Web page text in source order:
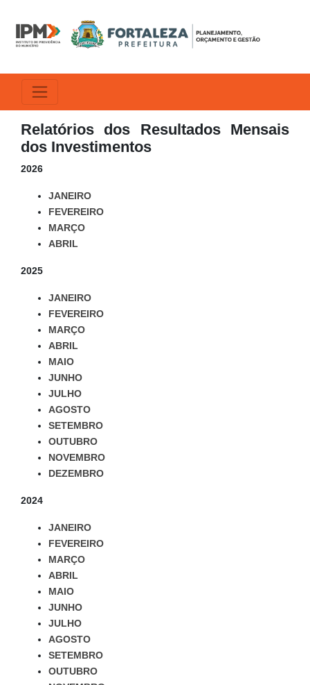
Relatórios dos Resultados Mensais
dos Investimentos
2026
JANEIRO
FEVEREIRO
MARÇO
ABRIL
2025
JANEIRO
FEVEREIRO
MARÇO
ABRIL
MAIO
JUNHO
JULHO
AGOSTO
SETEMBRO
OUTUBRO
NOVEMBRO
DEZEMBRO
2024
JANEIRO
FEVEREIRO
MARÇO
ABRIL
MAIO
JUNHO
JULHO
AGOSTO
SETEMBRO
OUTUBRO